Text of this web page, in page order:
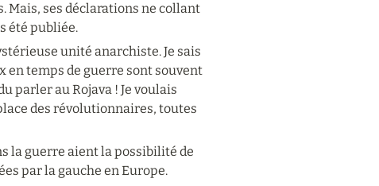
Mais, ses déclarations ne collant
été publiée.
unité anarchiste. Je sais
en temps de guerre sont souvent
parler au Rojava ! Je voulais
des révolutionnaires, toutes
la guerre aient la possibilité de
par la gauche en Europe.